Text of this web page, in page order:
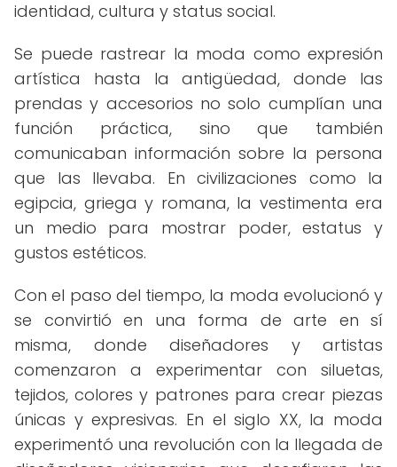
identidad, cultura y status social.
Se puede rastrear la moda como expresión
artística hasta la antigüedad, donde las
prendas y accesorios no solo cumplían una
función práctica, sino que también
comunicaban información sobre la persona
que las llevaba. En civilizaciones como la
egipcia, griega y romana, la vestimenta era
un medio para mostrar poder, estatus y
gustos estéticos.
Con el paso del tiempo, la moda evolucionó y
se convirtió en una forma de arte en sí
misma, donde diseñadores y artistas
comenzaron a experimentar con siluetas,
tejidos, colores y patrones para crear piezas
únicas y expresivas. En el siglo XX, la moda
experimentó una revolución con la llegada de